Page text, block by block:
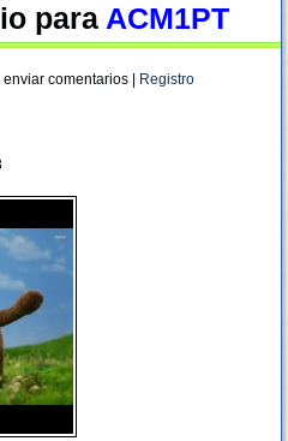
para ACM1PT
comentarios | Registro